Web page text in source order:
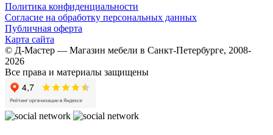
Политика конфиденциальности
Согласие на обработку персональных данных
Публичная оферта
Карта сайта
© Д-Мастер — Магазин мебели в Санкт-Петербурге, 2008-
2026
Все права и материалы защищены